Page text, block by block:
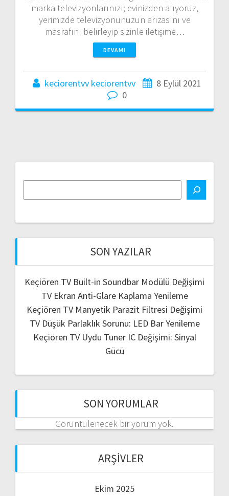
marka televizyonlarınızı; evinizden alıyoruz,
yerimizde televizyonunuzun arızasını ve
masrafını belirleyip sizinle iletişime…
DEVAMI
keciorentvv keciorentvv
8 Eylül 2021
0
SON YAZILAR
Keçiören TV Built-in Soundbar Modülü Değişimi
TV Ekran Anti-Glare Kaplama Yenileme
Keçiören TV Manyetik Parazit Filtresi Değişimi
TV Düşük Parlaklık Sorunu: LED Bar Yenileme
Keçiören TV Uydu Tuner IC Değişimi: Sinyal
Gücü
SON YORUMLAR
Görüntülenecek bir yorum yok.
ARŞIVLER
Ekim 2025